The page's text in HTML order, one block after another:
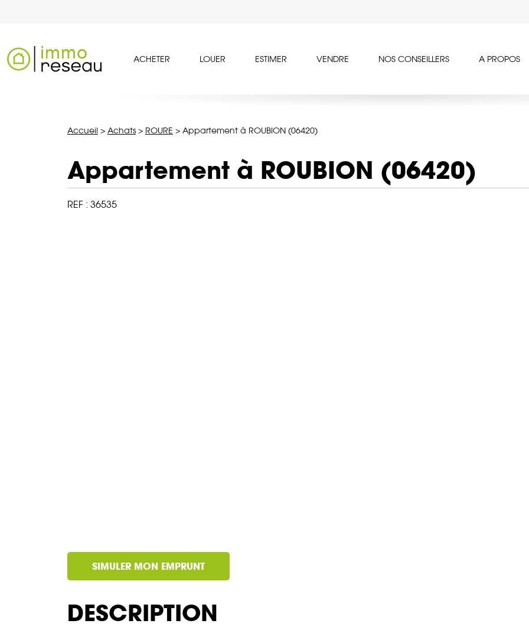
ACHETER LOUER ESTIMER VENDRE NOS CONSEILLERS A PROPOS
Accueil > Achats > ROURE > Appartement à ROUBION (06420)
Appartement à ROUBION (06420)
REF : 36535
SIMULER MON EMPRUNT
DESCRIPTION